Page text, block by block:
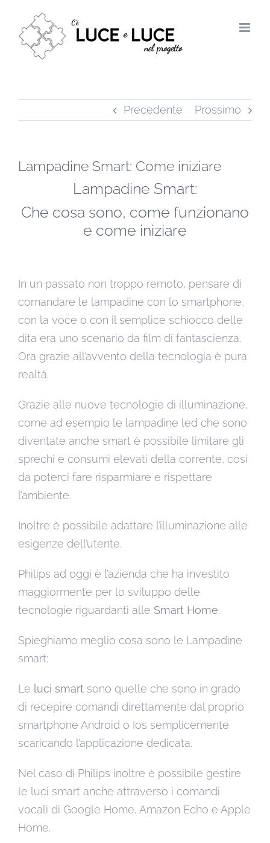
contenuto
Precedente Prossimo
Lampadine Smart: Come iniziare
Lampadine Smart:
Che cosa sono, come funzionano
e come iniziare
In un passato non troppo remoto, pensare di
comandare le lampadine con lo smartphone,
con la voce o con il semplice schiocco delle
dita era uno scenario da film di fantascienza.
Ora grazie all’avvento della tecnologia è pura
realtà.
Grazie alle nuove tecnologie di illuminazione,
come ad esempio le lampadine led che sono
diventate anche smart è possibile limitare gli
sprechi e consumi elevati della corrente, cosi
da poterci fare risparmiare e rispettare
l’ambiente.
Inoltre è possibile adattare l’illuminazione alle
esigenze dell’utente.
Philips ad oggi è l’azienda che ha investito
maggiormente per lo sviluppo delle
tecnologie riguardanti alle Smart Home.
Spieghiamo meglio cosa sono le Lampadine
smart:
Le luci smart sono quelle che sono in grado
di recepire comandi direttamente dal proprio
smartphone Android o Ios semplicemente
scaricando l’applicazione dedicata.
Nel caso di Philips inoltre è possibile gestire
le luci smart anche attraverso i comandi
vocali di Google Home, Amazon Echo e Apple
Home.